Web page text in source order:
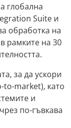
глобална
Suite и
обработка на
рамките на 30
за да ускори
to-market), като
и
по-гъвкава